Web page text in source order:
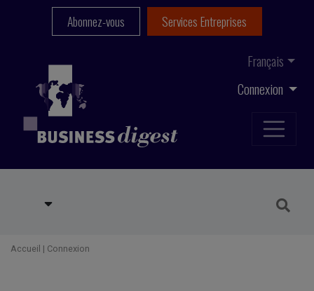
Connexion
Français
Abonnez-vous Services Entreprises
Accueil | Connexion